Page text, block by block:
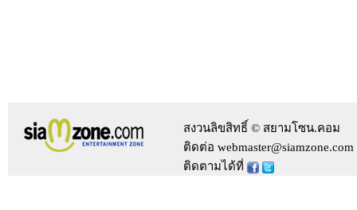
สงวนลิขสิทธิ์ © สยามโซน.คอม
ติดต่อ webmaster@siamzone.com
ติดตามได้ที่